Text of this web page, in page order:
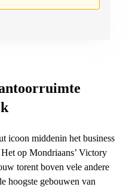
icoon middenin het business
op Mondriaans’ Victory
torent boven vele andere
hoogste gebouwen van